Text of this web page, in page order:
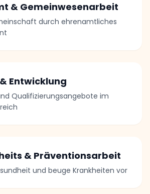
& Gemeinwesenarbeit
durch ehrenamtliches
Entwicklung
Qualifizierungsangebote im
& Präventionsarbeit
und beuge Krankheiten vor